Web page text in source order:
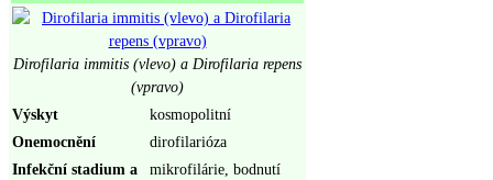
Dirofilaria immitis (vlevo) a Dirofilaria repens
(vpravo)
Výskyt
kosmopolitní
Onemocnění
dirofilarióza
Infekční stadium a
mikrofilárie, bodnutí